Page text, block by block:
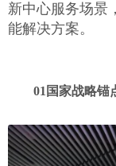
新中心服务场景
能解决方案。
01 国家战略锚